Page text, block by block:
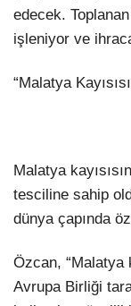
edecek.
işleniyor ve
“Malatya
Malatya
tesciline sahip
dünya çapında
Özcan, “Malatya
Avrupa Birliği